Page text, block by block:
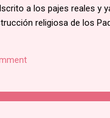
a los pajes reales y
religiosa de los
fe, rehusó. Junto con
60 kms de su hogar.
y decapitado y